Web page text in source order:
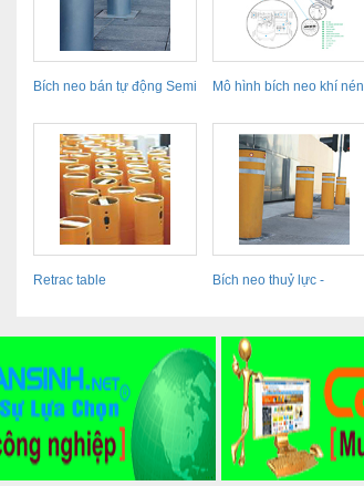
Bích neo bán tự động Semi
Mô hình bích neo khí nén
Retrac table
Bích neo thuỷ lực -